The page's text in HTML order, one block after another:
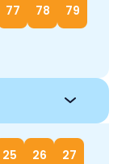
77 78 79
25 26 27